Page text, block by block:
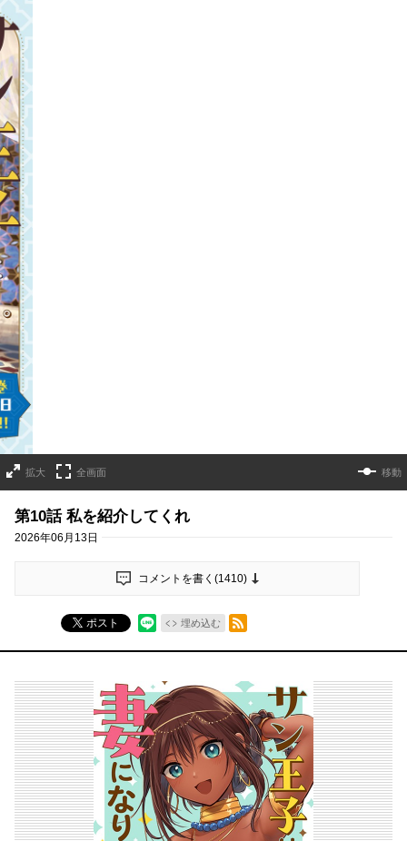
拡大 全画面 移動
第10話 私を紹介してくれ
2026年06月13日
コメントを書く(1410)
ポスト 埋め込む
RSSフィード